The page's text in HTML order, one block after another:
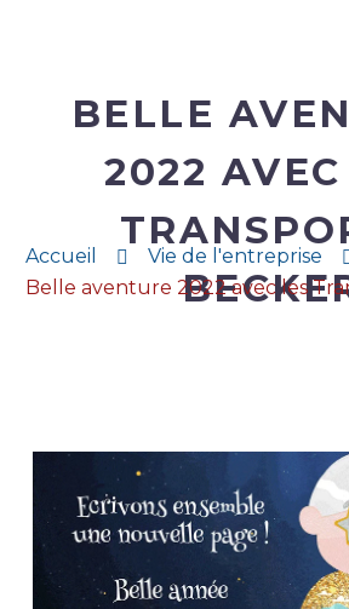
BELLE
2022 AVEC
Accueil
Vie de l'entreprise
Belle aventure 2022 avec les